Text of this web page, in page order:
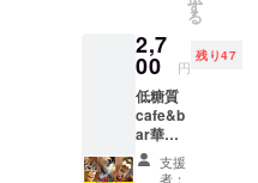
2,500円
入でき
ます！
これは
ランチ
ボック
スをご
購入さ
れる方
してお
ります
ので、
ご来店
時にチ
ケット
をご使
用いた
す
る
2,7
00 円
残り47
低糖質
cafe&b
ar華美
でご利
用いた
支援
者：